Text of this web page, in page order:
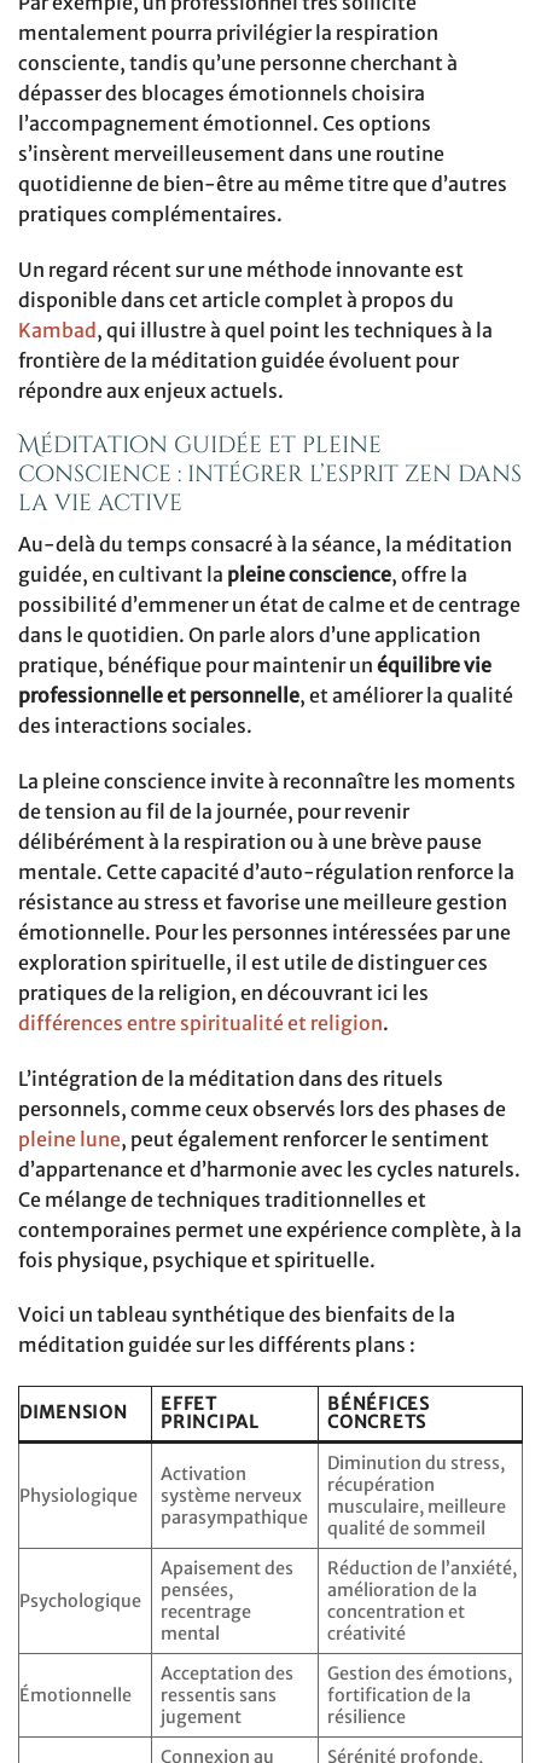
mentalement pourra privilégier la respiration
consciente, tandis qu’une personne cherchant à
dépasser des blocages émotionnels choisira
l’accompagnement émotionnel. Ces options
s’insèrent merveilleusement dans une routine
quotidienne de bien-être au même titre que d’autres
pratiques complémentaires.
Un regard récent sur une méthode innovante est
disponible dans cet article complet à propos du
Kambad, qui illustre à quel point les techniques à la
frontière de la méditation guidée évoluent pour
répondre aux enjeux actuels.
Méditation guidée et pleine
conscience : intégrer l’esprit zen dans
la vie active
Au-delà du temps consacré à la séance, la méditation
guidée, en cultivant la pleine conscience, offre la
possibilité d’emmener un état de calme et de centrage
dans le quotidien. On parle alors d’une application
pratique, bénéfique pour maintenir un équilibre vie
professionnelle et personnelle, et améliorer la qualité
des interactions sociales.
La pleine conscience invite à reconnaître les moments
de tension au fil de la journée, pour revenir
délibérément à la respiration ou à une brève pause
mentale. Cette capacité d’auto-régulation renforce la
résistance au stress et favorise une meilleure gestion
émotionnelle. Pour les personnes intéressées par une
exploration spirituelle, il est utile de distinguer ces
pratiques de la religion, en découvrant ici les
différences entre spiritualité et religion.
L’intégration de la méditation dans des rituels
personnels, comme ceux observés lors des phases de
pleine lune, peut également renforcer le sentiment
d’appartenance et d’harmonie avec les cycles naturels.
Ce mélange de techniques traditionnelles et
contemporaines permet une expérience complète, à la
fois physique, psychique et spirituelle.
Voici un tableau synthétique des bienfaits de la
méditation guidée sur les différents plans :
DIMENSION
EFFET
PRINCIPAL
BÉNÉFICES
CONCRETS
Physiologique
Activation
système nerveux
parasympathique
Diminution du stress,
récupération
musculaire, meilleure
qualité de sommeil
Psychologique
Apaisement des
pensées,
recentrage
mental
Réduction de l’anxiété,
amélioration de la
concentration et
créativité
Émotionnelle
Acceptation des
ressentis sans
jugement
Gestion des émotions,
fortification de la
résilience
Connexion au
Sérénité profonde,